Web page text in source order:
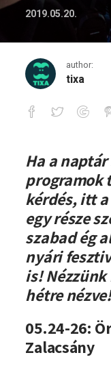
2019.05.20.
author:
tixa
Heti
Ha a
programok
kérdés, itt
egy része
szabad ég
nyári
is!
hétre
05.24-26:
Zalacsány